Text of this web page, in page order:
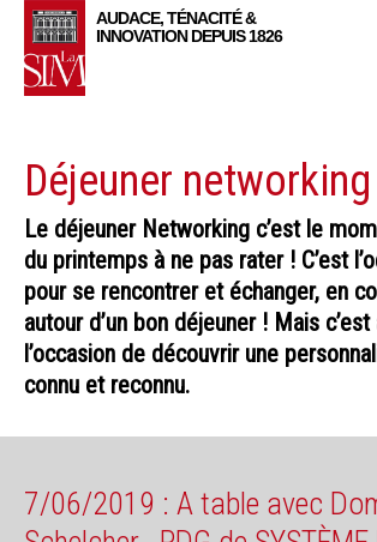
Skip
main
Déjeuner networking
Le déjeuner Networking c’est le
du printemps à ne pas rater ! C’est
pour se rencontrer et échanger, en
autour d’un bon déjeuner ! Mais c’est
l’occasion de découvrir une
connu et reconnu.
7/06/2019 : A table avec